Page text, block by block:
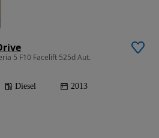
5 F10 Facelift 525d Aut.
Diesel 2013